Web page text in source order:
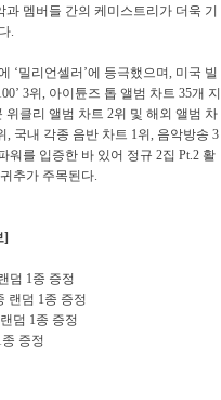
멤버들 간의 케미스트리가 더욱 기
.
‘밀리언셀러’에 등극했으며, 미국 빌
3위, 아이튠즈 톱 앨범 차트 35개 지
클리 앨범 차트 2위 및 해외 앨범 차
, 국내 각종 음반 차트 1위, 음악방송 3
워를 입증한 바 있어 정규 2집 Pt.2 활
추가 주목된다.
]
덤 1종 증정
랜덤 1종 증정
덤 1종 증정
증정